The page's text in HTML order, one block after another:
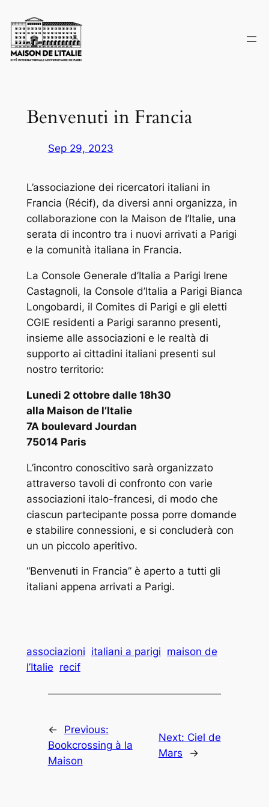
to
content
Benvenuti in Francia
Sep 29, 2023
L’associazione dei ricercatori italiani in
Francia (Récif), da diversi anni organizza, in
collaborazione con la Maison de l’Italie, una
serata di incontro tra i nuovi arrivati a Parigi
e la comunità italiana in Francia.
La Console Generale d’Italia a Parigi Irene
Castagnoli, la Console d’Italia a Parigi Bianca
Longobardi, il Comites di Parigi e gli eletti
CGIE residenti a Parigi saranno presenti,
insieme alle associazioni e le realtà di
supporto ai cittadini italiani presenti sul
nostro territorio:
Lunedi 2 ottobre dalle 18h30
alla Maison de l’Italie
7A boulevard Jourdan
75014 Paris
L’incontro conoscitivo sarà organizzato
attraverso tavoli di confronto con varie
associazioni italo-francesi, di modo che
ciascun partecipante possa porre domande
e stabilire connessioni, e si concluderà con
un un piccolo aperitivo.
“Benvenuti in Francia” è aperto a tutti gli
italiani appena arrivati a Parigi.
associazioni italiani a parigi maison de
l’Italie recif
←
Previous:
Bookcrossing à la
Maison
Next: Ciel de
Mars
→